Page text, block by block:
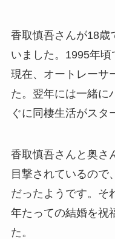
香取慎吾さんが18歳
いました。1995年
現在、オートレーサ
た。翌年には一緒に
ぐに同棲生活がスタ
香取慎吾さんと奥さ
目撃されているので
だったようです。そ
年たっての結婚を祝
た。